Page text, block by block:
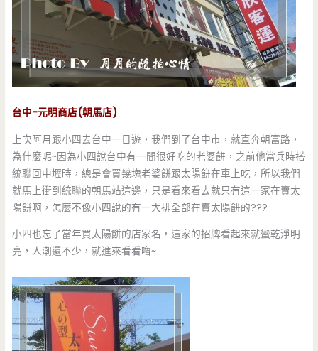
台中-元明商店(朝馬店)
上次阿月跟小四去台中一日遊，我們到了台中市，就直奔朝富路，
為什麼呢~因為小四說台中有一間很好吃的老婆餅，之前他當兵時搭
統聯回中壢時，總是會買幾塊老婆餅跟太陽餅在車上吃，所以我們
就馬上衝到統聯的朝馬站這邊，只是看來看去就只有這一家在賣太
陽餅啊，怎麼不像小四說的有一大排全部在賣太陽餅的???
小四也忘了當年買太陽餅的店家名，這家的招牌看起來就蠻乾淨明
亮，人潮還不少，就進來看看嚕~